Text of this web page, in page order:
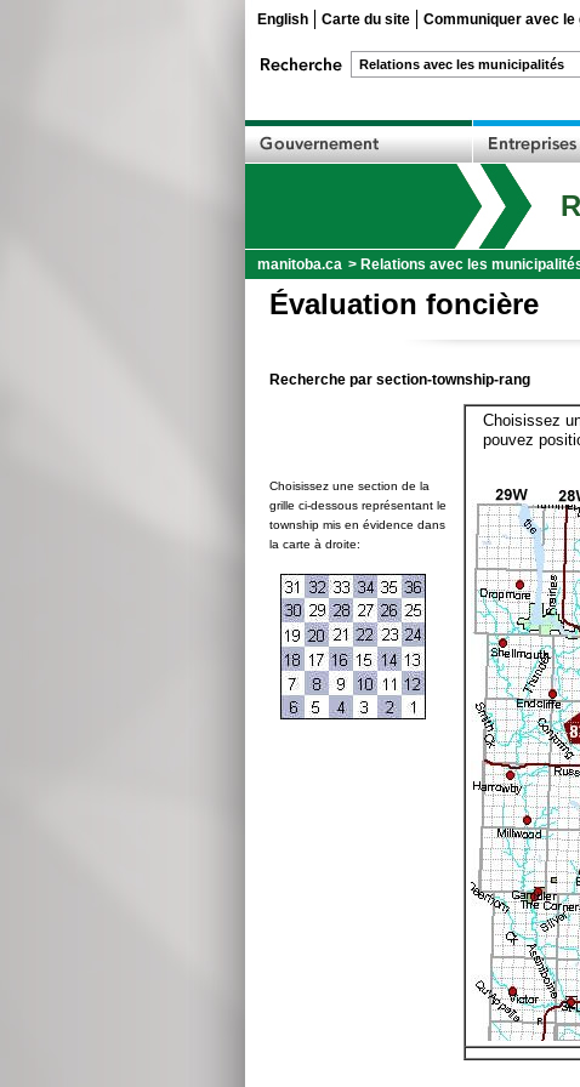
English Carte du site Communiquer avec
manitoba.ca > Relations avec les
Évaluation foncière
Recherche par section-township-rang
Choisissez une section de la
grille ci-dessous représentant le
township mis en évidence dans
la carte à droite:
Choisissez
pouvez